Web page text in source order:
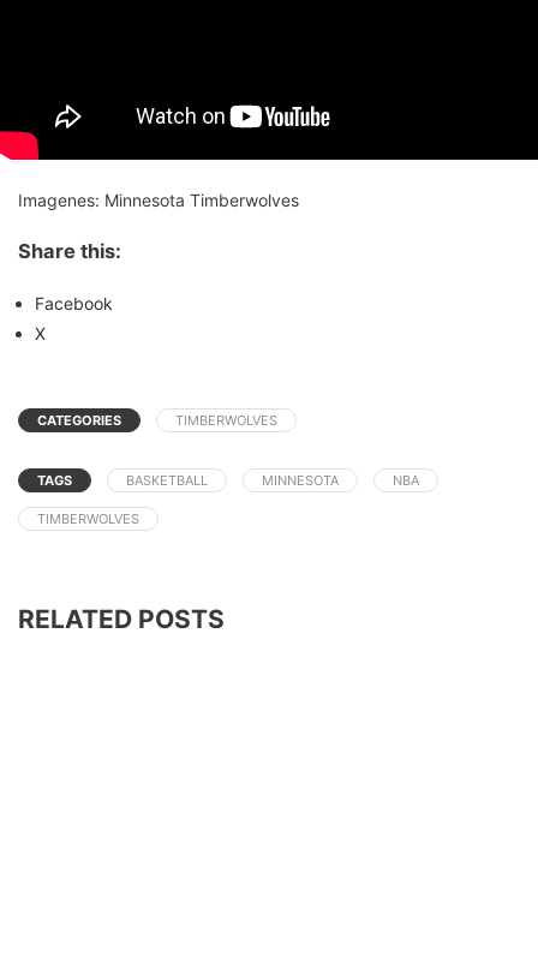
Imagenes: Minnesota Timberwolves
Share this:
Facebook
X
CATEGORIES TIMBERWOLVES
TAGS BASKETBALL MINNESOTA NBA
TIMBERWOLVES
RELATED POSTS